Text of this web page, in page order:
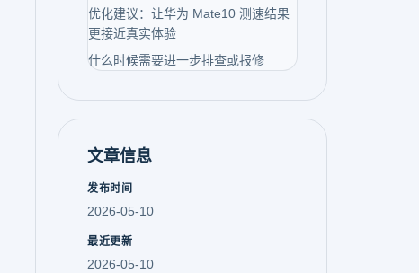
优化建议：让华为 Mate10 测速结果
更接近真实体验
什么时候需要进一步排查或报修
文章信息
发布时间
2026-05-10
最近更新
2026-05-10